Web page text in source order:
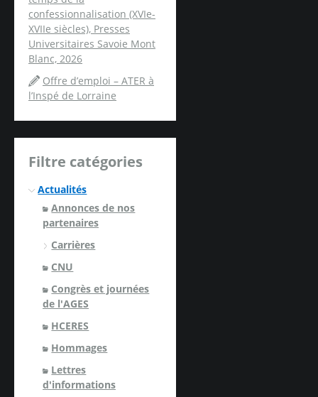
confessionnalisation (XVIe-
XVIIe siècles), Presses
Universitaires Savoie Mont
Blanc, 2026
Offre d’emploi – ATER à
l’Inspé de Lorraine
Filtre catégories
Actualités
Annonces de nos
partenaires
Carrières
CNU
Congrès et journées
de l'AGES
HCERES
Hommages
Lettres
d'informations